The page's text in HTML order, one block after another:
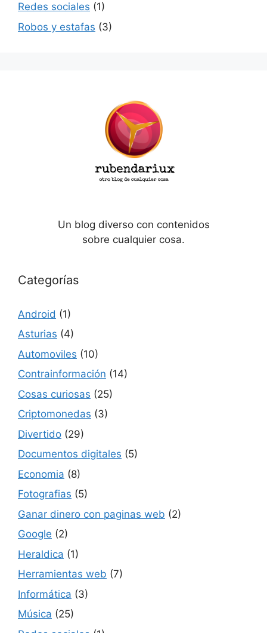
Redes sociales (1)
Robos y estafas (3)
Un blog diverso con contenidos
sobre cualquier cosa.
Categorías
Android (1)
Asturias (4)
Automoviles (10)
Contrainformación (14)
Cosas curiosas (25)
Criptomonedas (3)
Divertido (29)
Documentos digitales (5)
Economia (8)
Fotografias (5)
Ganar dinero con paginas web (2)
Google (2)
Heraldica (1)
Herramientas web (7)
Informática (3)
Música (25)